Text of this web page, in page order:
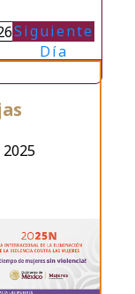
Siguiente
Día